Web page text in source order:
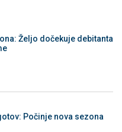
Željo dočekuje debitanta
Počinje nova sezona